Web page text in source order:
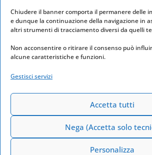
Chiudere il banner comporta il permanere delle
e dunque la continuazione della navigazione in
altri strumenti di tracciamento diversi da quelli
Non acconsentire o ritirare il consenso può
alcune caratteristiche e funzioni.
Gestisci servizi
Accetta tutti
Nega (Accetta solo
Personalizza